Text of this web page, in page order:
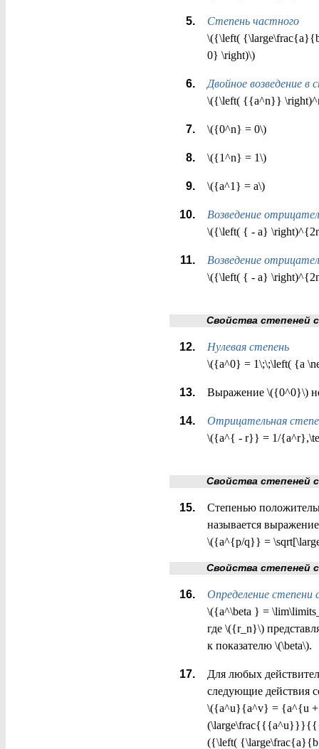
Степень частного
\({\left(
0} \right)\)
Двойное возведение в
\({\left( {{a^n}}
\({0^n} = 0\)
\({1^n} = 1\)
\({a^1} = a\)
Возведение
\({\left( { - a}
Возведение
\({\left( { - a}
Свойства степеней с
Нулевая степень
\({a^0} = 1\;\;\left( {a
Выражение \({0^0}\)
Отрицательная
\({a^{ - r}} = 1/
Свойства степеней с
Степенью
называется выражение
\({a^{p/q}} =
Свойства степеней с
Определение степени
\({a^\beta } =
где \({r_n}\)
к показателю \(\beta\).
Для любых
следующие действия
\({a^u}{a^v} = {a^{u
({\left(